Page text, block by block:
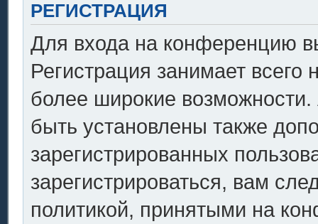
РЕГИСТРАЦИЯ
Для входа на конференцию
Регистрация занимает всего
более широкие
быть установлены также
зарегистрированных
зарегистрироваться, вам
политикой, принятыми на